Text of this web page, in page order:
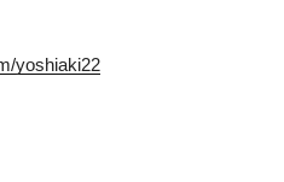
yoshiaki22